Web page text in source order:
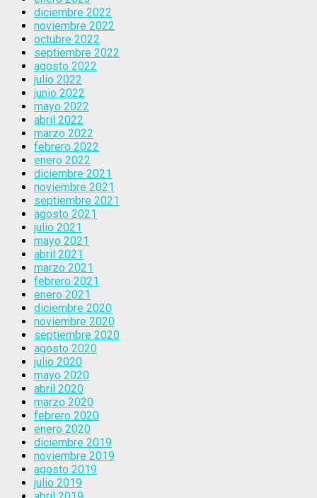
diciembre 2022
noviembre 2022
octubre 2022
septiembre 2022
agosto 2022
julio 2022
junio 2022
mayo 2022
abril 2022
marzo 2022
febrero 2022
enero 2022
diciembre 2021
noviembre 2021
septiembre 2021
agosto 2021
julio 2021
mayo 2021
abril 2021
marzo 2021
febrero 2021
enero 2021
diciembre 2020
noviembre 2020
septiembre 2020
agosto 2020
julio 2020
mayo 2020
abril 2020
marzo 2020
febrero 2020
enero 2020
diciembre 2019
noviembre 2019
agosto 2019
julio 2019